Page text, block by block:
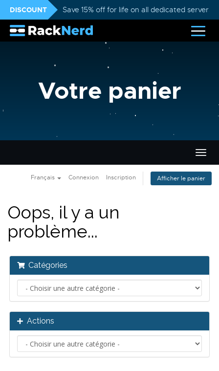
DISCOUNT Save 15% off for life on all dedicated servers
Votre panier
la
Français Connexion Inscription Afficher le panier
Oops, il y a un
problème...
Catégories
Actions